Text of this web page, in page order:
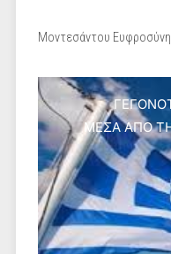
Μοντεσάντου Ευφροσύνη